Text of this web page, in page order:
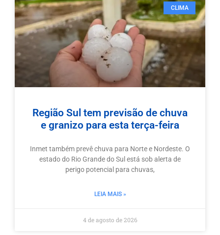
CLIMA
Região Sul tem previsão de chuva
e granizo para esta terça-feira
Inmet também prevê chuva para Norte e Nordeste. O
estado do Rio Grande do Sul está sob alerta de
perigo potencial para chuvas,
LEIA MAIS »
4 de agosto de 2026